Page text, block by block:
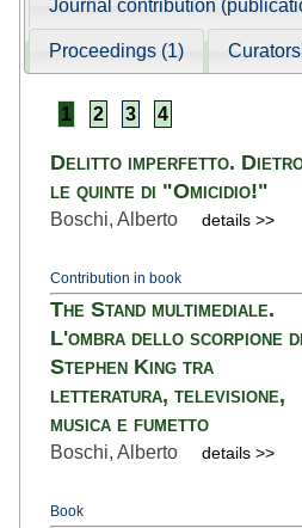
Journal contribution
Proceedings (1)
1 2 3 4
Delitto imperfetto.
le quinte di "Omicidio!"
Boschi, Alberto details >>
Contribution in book
The Stand multimediale.
L'ombra dello scorpione di
Stephen King tra
letteratura, televisione,
musica e fumetto
Boschi, Alberto details >>
Book